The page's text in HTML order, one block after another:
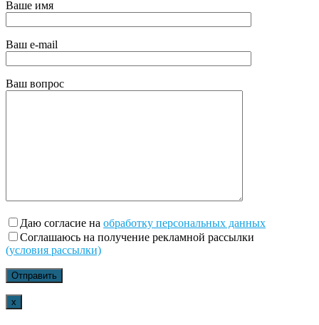
Ваше имя
Ваш e-mail
Ваш вопрос
Даю согласие на обработку персональных данных
Соглашаюсь на получение рекламной рассылки
(условия рассылки)
x